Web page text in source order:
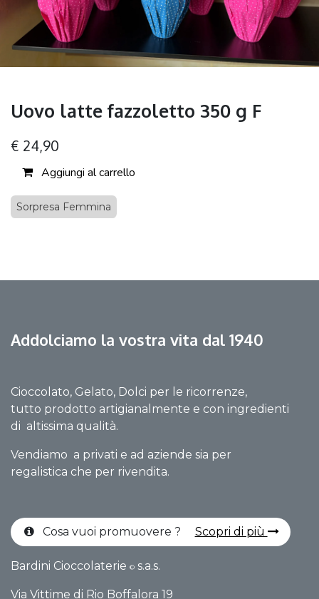
Uovo latte fazzoletto 350 g F
€ 24,90
Aggiungi al carrello
Sorpresa Femmina
Addolciamo la vostra vita dal 1940
Cioccolato, Gelato, Dolci per le ricorrenze,
tutto prodotto artigianalmente e con ingredienti
di altissima qualità.
Vendiamo a privati e ad aziende sia per
regalistica che per rivendita.
Cosa vuoi promuovere ? Scopri di più
Bardini Cioccolaterie © s.a.s.
Via Vittime di Rio Boffalo​ra 19